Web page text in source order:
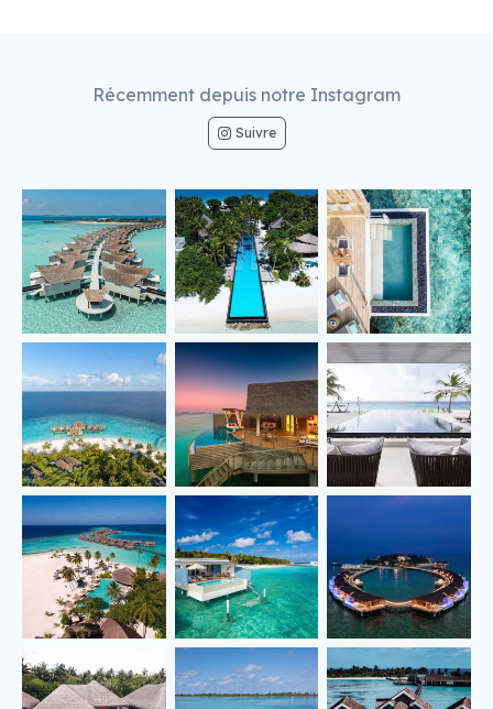
Récemment depuis notre Instagram
Suivre